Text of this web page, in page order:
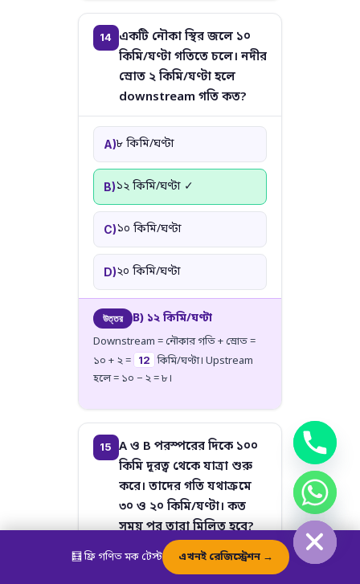
🧮 ফ্রি গণিত মক টেস্ট এখনই রেজিস্ট্রেশন →
14
একটি নৌকা স্থির জলে ১০
কিমি/ঘণ্টা গতিতে চলে। নদীর
স্রোত ২ কিমি/ঘণ্টা হলে
downstream গতি কত?
A)৮ কিমি/ঘণ্টা
B)১২ কিমি/ঘণ্টা ✓
C)১০ কিমি/ঘণ্টা
D)২০ কিমি/ঘণ্টা
উত্তর B) ১২ কিমি/ঘণ্টা
Downstream = নৌকার গতি + স্রোত =
১০ + ২ =
12 কিমি/ঘণ্টা। Upstream
হলে = ১০ − ২ = ৮।
15
A ও B পরস্পরের দিকে ১০০
কিমি দূরত্ব থেকে যাত্রা শুরু
করে। তাদের গতি যথাক্রমে
৩০ ও ২০ কিমি/ঘণ্টা। কত
সময় পর তারা মিলিত হবে?
Hide
chaty